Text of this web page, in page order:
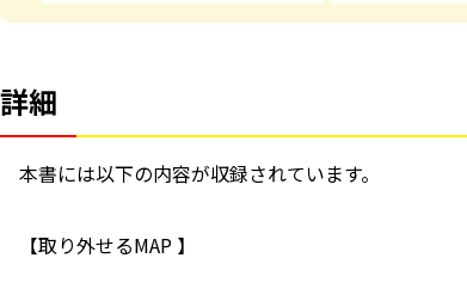
詳細
本書には以下の内容が収録されています。
【取り外せるMAP 】